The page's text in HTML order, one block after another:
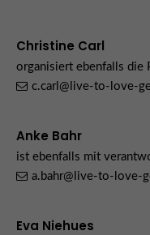
Christine Carl
organisiert ebenfalls die
c.carl@live-to-love-
Anke Bahr
ist ebenfalls mit
a.bahr@live-to-love-
Eva Niehues